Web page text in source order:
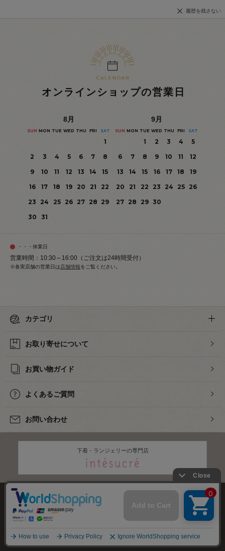
履歴を残さない
オンラインショップの営業日
8月
SUN MON TUE WED THU FRI SAT
1
2
3 4 5 6 7
8
9
10 11 12 13 14
15
16
17 18 19 20 21
22
23
24 25 26 27 28 29
30
31
9月
SUN MON TUE WED THU FRI SAT
1 2 3 4
5
6
7 8 9 10 11
12
13
14 15 16 17 18
19
20
21 22 23 24 25
26
27 28 29 30
・・・休業日
営業時間：10:30～16:00（ご注文は24時間受付）
※各実店舗の営業日は 店舗情報をご覧ください。
カテゴリ
お取り寄せについて
お買い物ガイド
よくあるご質問
お問い合わせ
下着・ランジェリーの専門店
株式会社オカダヤ
特定商取引法に基づく表記 プライバシーポリシー サイトマップ
2012-2026OKADAYA CO.,LTD.